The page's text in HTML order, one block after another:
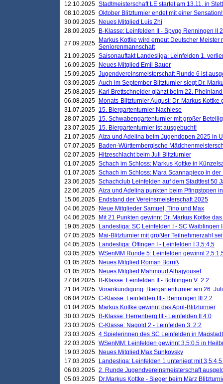
12.10.2025 Stadtmeisterschaft LE startet am 13.11. in
08.10.2025 Oktober Blitzturnier endet mit einer
30.09.2025
Neues Mitglied Luis Zhi
28.09.2025
B-Klasse: Leinfelden II - Spvgg Renningen II
27.09.2025
Markus Kottke wird erneut Deutscher Meister
Seniorenmannschaft
21.09.2025 Saisonauftakt Landesliga: Leinfelden 1.
16.09.2025
Neues Mitglied Emil Bauer
15.09.2025 Jugendvereinsmeisterschaft Runde 6 ist
03.09.2025 Auch im September Blitzturnier siegt Dr.
25.08.2025
Karl Brettschneider glänzt beim 22.
06.08.2025
Monats-Blitzturnier August: Dr. Markus Kottke
31.07.2025 15. Biergartenturnier Nachlese
28.07.2025 15. Schwabengartenturnier mit großer
23.07.2025 15. Biergartenturnier ist ausgebucht!
21.07.2025 Aiza und Adelina beim Jugendopen 2025 in
07.07.2025
Baden-Württembergische
02.07.2025
Hitzeschlacht beim Juli Blitzturnier
01.07.2025 Schach im Schloss: Markus Kottke in
01.07.2025 Schach im Schloss: Mara Scannapieco in der
23.06.2025 Schachclub Leinfelden auf dem Stadtfest 50
22.06.2025 Aiza und Adelina punkten beim Pfingstopen
15.06.2025
Endstand der Vereinsmeisterschaft 2025
04.06.2025
Neue Mitglieder Samuel, Tino und Max
04.06.2025
Mit 21 Punkten gewinnt Dr. Markus Kottke
19.05.2025
Landesliga: SC Leinfelden I - SC Waiblingen
07.05.2025
Mai-Blitzturnier mit größter Teilnehmerzahl
04.05.2025
Landesliga: Öffingen I - Leinfelden I 3,5:4,5
03.05.2025 WSenMM Runde 5: Leinfelden gewinnt
01.05.2025
Neues Mitglied Roman Borriß
01.05.2025
Neues Mitglied Mahmoud Alhajyousef
27.04.2025
B-Klasse: Leinfelden II - Böblingen V: 2:2
21.04.2025 Vorankündigung: Biergartenturnier am 26. Juli
06.04.2025 C-Klasse: Leinfelden III - Renningen III 2:2
01.04.2025
Markus Kottke gewinnt das April-Blitzturnier
30.03.2025
B-Klasse: Herrenberg III - Leinfelden II 4:0
23.03.2025 C-Klasse: Nagold 2 - Leinfelden 3: 2:2
23.03.2025 4 Spielerinnen des SC Leinfelden in Magstadt
22.03.2025 WSenMM: Leinfelden gewinnt 3,5:0,5 in
19.03.2025
Neues Mitglied Max Sunkovsky
17.03.2025
Landesliga: Leinfelden 1 unterliegt mit
06.03.2025 2. Runde Jugendvereinsmeisterschaft
05.03.2025
Dr.Markus Kottke - Sieger beim März